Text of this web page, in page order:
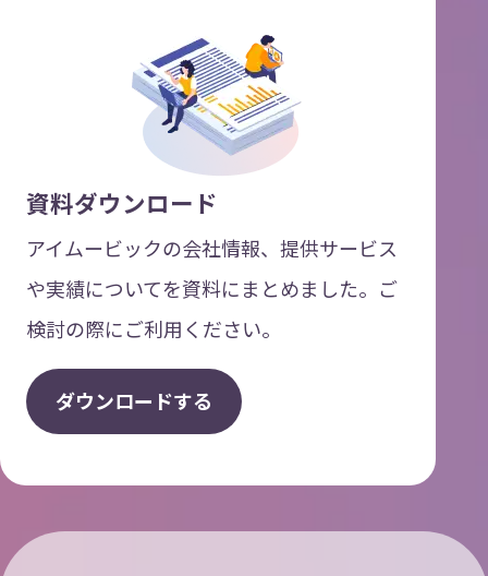
資料ダウンロード
アイムービックの会社情報、提供サービス
や実績についてを資料にまとめました。ご
検討の際にご利用ください。
ダウンロー ドする